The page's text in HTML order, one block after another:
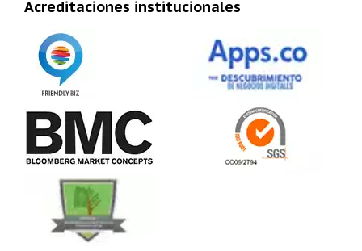
Acreditaciones institucionales